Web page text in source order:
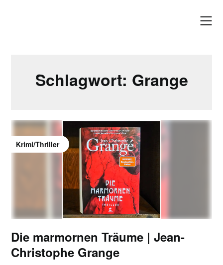
Schlagwort: Grange
Krimi/Thriller
Die marmornen Träume | Jean-
Christophe Grange